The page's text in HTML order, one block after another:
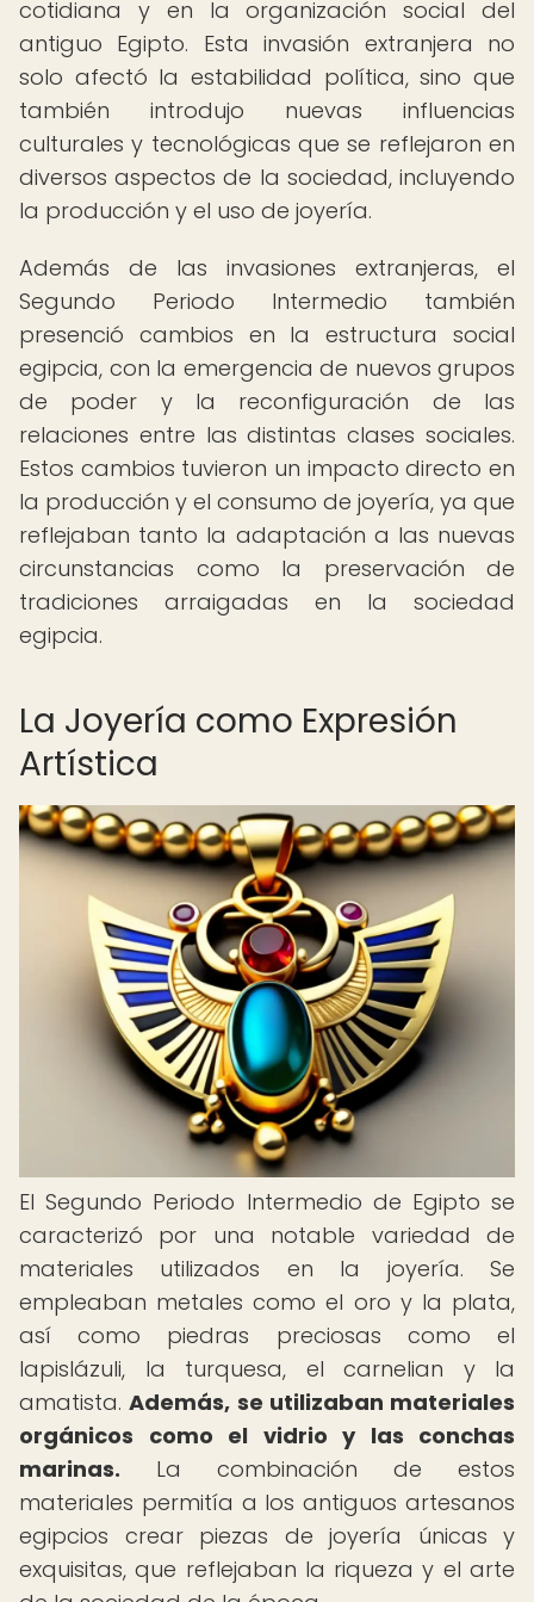
cotidiana y en la organización social del
antiguo Egipto. Esta invasión extranjera no
solo afectó la estabilidad política, sino que
también introdujo nuevas influencias
culturales y tecnológicas que se reflejaron en
diversos aspectos de la sociedad, incluyendo
la producción y el uso de joyería.
Además de las invasiones extranjeras, el
Segundo Periodo Intermedio también
presenció cambios en la estructura social
egipcia, con la emergencia de nuevos grupos
de poder y la reconfiguración de las
relaciones entre las distintas clases sociales.
Estos cambios tuvieron un impacto directo en
la producción y el consumo de joyería, ya que
reflejaban tanto la adaptación a las nuevas
circunstancias como la preservación de
tradiciones arraigadas en la sociedad
egipcia.
La Joyería como Expresión
Artística
El Segundo Periodo Intermedio de Egipto se
caracterizó por una notable variedad de
materiales utilizados en la joyería. Se
empleaban metales como el oro y la plata,
así como piedras preciosas como el
lapislázuli, la turquesa, el carnelian y la
amatista.Además, se utilizaban materiales
orgánicos como el vidrio y las conchas
marinas. La combinación de estos
materiales permitía a los antiguos artesanos
egipcios crear piezas de joyería únicas y
exquisitas, que reflejaban la riqueza y el arte